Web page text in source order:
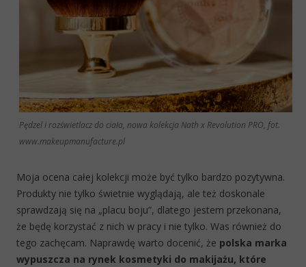
Pędzel i rozświetlacz do ciała, nowa kolekcja Nath x Revolution PRO, fot.
www.makeupmanufacture.pl
Moja ocena całej kolekcji może być tylko bardzo pozytywna.
Produkty nie tylko świetnie wyglądają, ale też doskonale
sprawdzają się na „placu boju”, dlatego jestem przekonana,
że będę korzystać z nich w pracy i nie tylko. Was również do
tego zachęcam. Naprawdę warto docenić, że polska marka
wypuszcza na rynek kosmetyki do makijażu, które